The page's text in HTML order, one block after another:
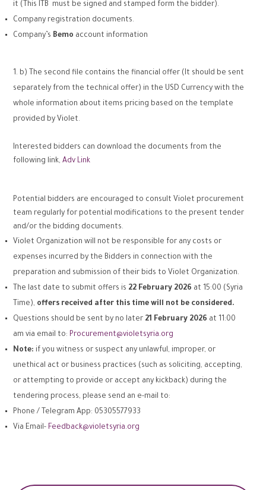
it (This ITB must be signed and stamped form the bidder).
Company registration documents.
Company’s Bemo account information
b) The second file contains the financial offer (It should be sent
separately from the technical offer) in the USD Currency with the
whole information about items pricing based on the template
provided by Violet.
Interested bidders can download the documents from the
following link, Adv Link
Potential bidders are encouraged to consult Violet procurement
team regularly for potential modifications to the present tender
and/or the bidding documents.
Violet Organization will not be responsible for any costs or
expenses incurred by the Bidders in connection with the
preparation and submission of their bids to Violet Organization.
The last date to submit offers is 22 February 2026 at 15:00 (Syria
Time), offers received after this time will not be considered.
Questions should be sent by no later 21 February 2026 at 11:00
am via email to: Procurement@violetsyria.org
Note: if you witness or suspect any unlawful, improper, or
unethical act or business practices (such as soliciting, accepting,
or attempting to provide or accept any kickback) during the
tendering process, please send an e-mail to:
Phone / Telegram App: 05305577933
Via Email- Feedback@violetsyria.org